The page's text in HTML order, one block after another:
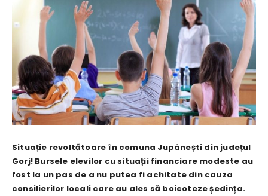
Situație revoltătoare în comuna Jupânești din județul
Gorj! Bursele elevilor cu situații financiare modeste au
fost la un pas de a nu putea fi achitate din cauza
consilierilor locali care au ales să boicoteze ședința.